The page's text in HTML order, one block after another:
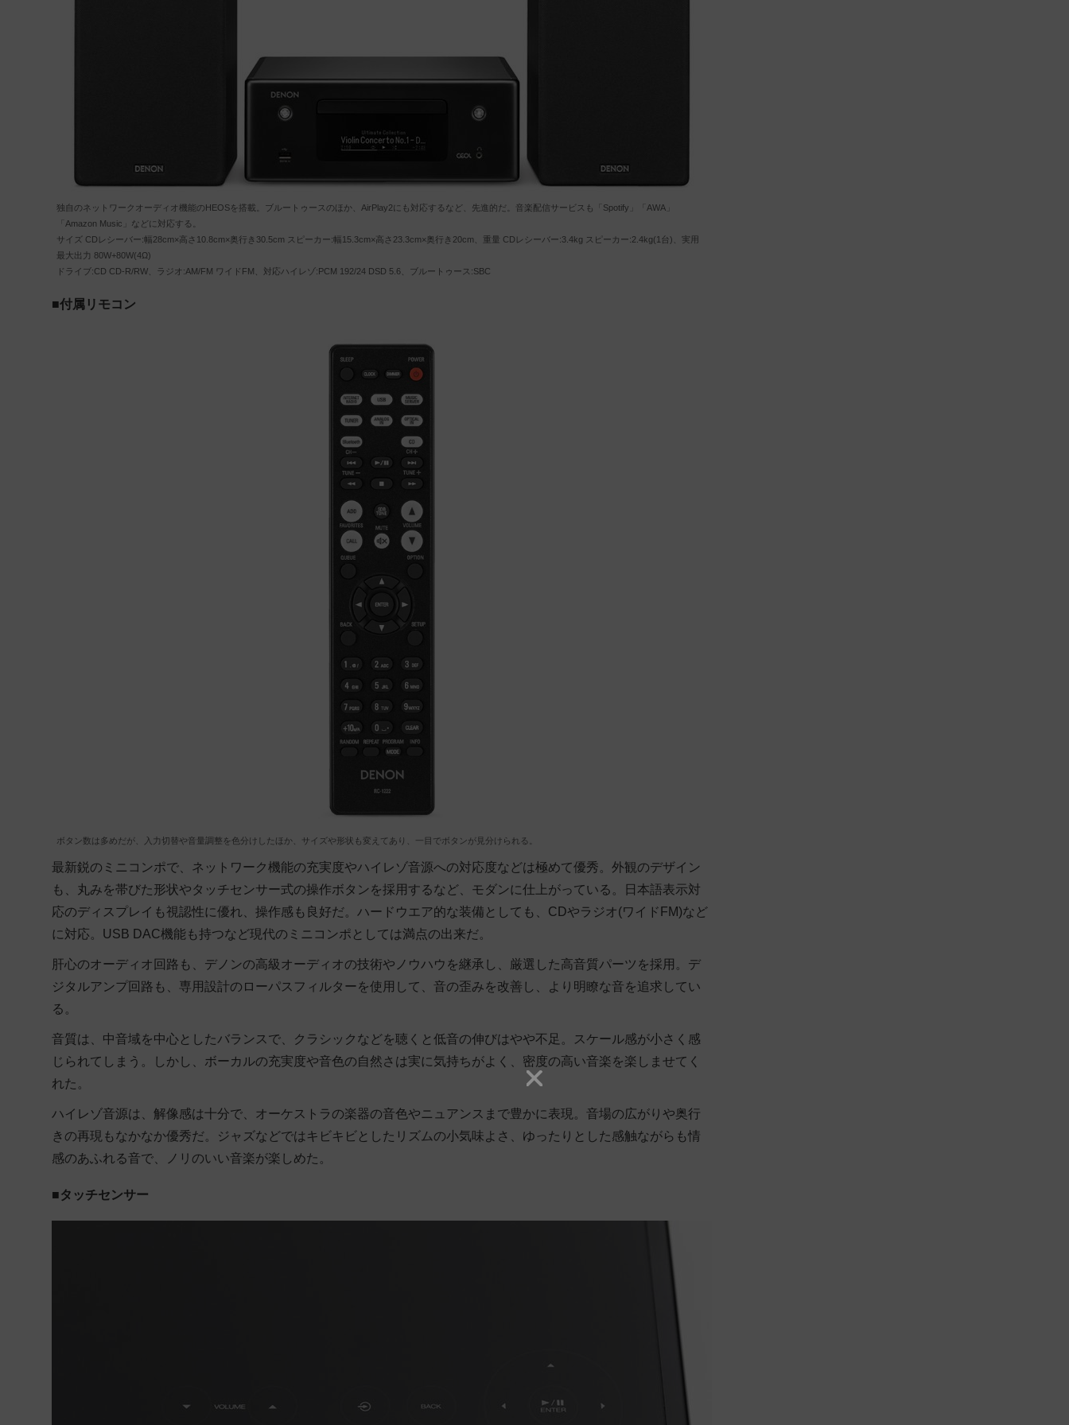
独自のネットワークオーディオ機能のHEOSを搭載。ブルートゥースのほか、AirPlay2にも対応するなど、先進的だ。音楽配信サービスも「Spotify」「AWA」
「Amazon Music」などに対応する。
サイズ CDレシーバー:幅28cm×高さ10.8cm×奥行き30.5cm スピーカー:幅15.3cm×高さ23.3cm×奥行き20cm、重量 CDレシーバー:3.4kg スピーカー:2.4kg(1台)、実用
最大出力 80W+80W(4Ω)
ドライブ:CD CD-R/RW、ラジオ:AM/FM ワイドFM、対応ハイレゾ:PCM 192/24 DSD 5.6、ブルートゥース:SBC
■付属リモコン
ボタン数は多めだが、入力切替や音量調整を色分けしたほか、サイズや形状も変えてあり、一目でボタンが見分けられる。
最新鋭のミニコンポで、ネットワーク機能の充実度やハイレゾ音源への対応度などは極めて優秀。外観のデザイン
も、丸みを帯びた形状やタッチセンサー式の操作ボタンを採用するなど、モダンに仕上がっている。日本語表示対
応のディスプレイも視認性に優れ、操作感も良好だ。ハードウエア的な装備としても、CDやラジオ(ワイドFM)など
に対応。USB DAC機能も持つなど現代のミニコンポとしては満点の出来だ。
肝心のオーディオ回路も、デノンの高級オーディオの技術やノウハウを継承し、厳選した高音質パーツを採用。デ
ジタルアンプ回路も、専用設計のローパスフィルターを使用して、音の歪みを改善し、より明瞭な音を追求してい
る。
音質は、中音域を中心としたバランスで、クラシックなどを聴くと低音の伸びはやや不足。スケール感が小さく感
じられてしまう。しかし、ボーカルの充実度や音色の自然さは実に気持ちがよく、密度の高い音楽を楽しませてく
れた。
ハイレゾ音源は、解像感は十分で、オーケストラの楽器の音色やニュアンスまで豊かに表現。音場の広がりや奥行
きの再現もなかなか優秀だ。ジャズなどではキビキビとしたリズムの小気味よさ、ゆったりとした感触ながらも情
感のあふれる音で、ノリのいい音楽が楽しめた。
■タッチセンサー